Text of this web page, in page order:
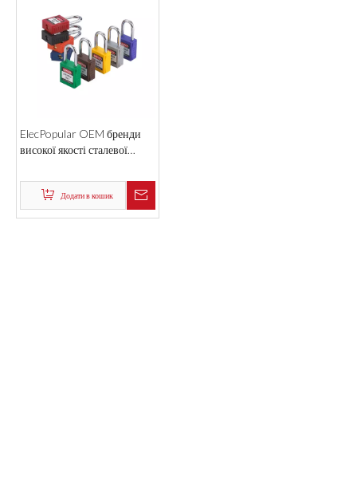
ElecPopular OEM бренди
високої якості сталевої
Додати в кошик